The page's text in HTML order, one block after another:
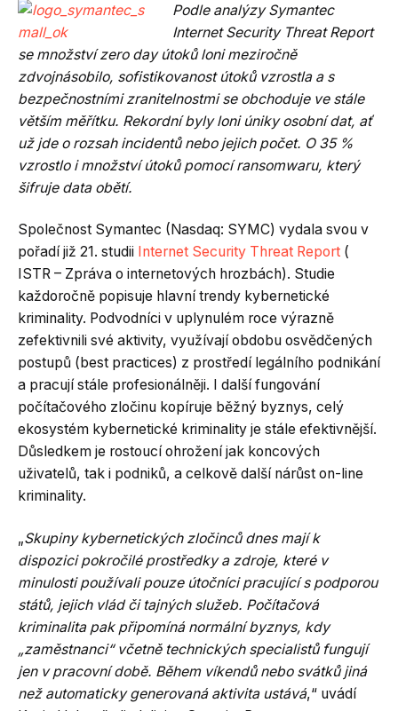
Podle analýzy Symantec
Internet Security Threat Report
se množství zero day útoků loni meziročně
zdvojnásobilo, sofistikovanost útoků vzrostla a s
bezpečnostními zranitelnostmi se obchoduje ve stále
větším měřítku. Rekordní byly loni úniky osobní dat, ať
už jde o rozsah incidentů nebo jejich počet. O 35 %
vzrostlo i množství útoků pomocí ransomwaru, který
šifruje data obětí.
Společnost Symantec (Nasdaq: SYMC) vydala svou v
pořadí již 21. studii Internet Security Threat Report (
ISTR – Zpráva o internetových hrozbách). Studie
každoročně popisuje hlavní trendy kybernetické
kriminality. Podvodníci v uplynulém roce výrazně
zefektivnili své aktivity, využívají obdobu osvědčených
postupů (best practices) z prostředí legálního podnikání
a pracují stále profesionálněji. I další fungování
počítačového zločinu kopíruje běžný byznys, celý
ekosystém kybernetické kriminality je stále efektivnější.
Důsledkem je rostoucí ohrožení jak koncových
uživatelů, tak i podniků, a celkově další nárůst on-line
kriminality.
„Skupiny kybernetických zločinců dnes mají k
dispozici pokročilé prostředky a zdroje, které v
minulosti používali pouze útočníci pracující s podporou
států, jejich vlád či tajných služeb. Počítačová
kriminalita pak připomíná normální byznys, kdy
„zaměstnanci“ včetně technických specialistů fungují
jen v pracovní době. Během víkendů nebo svátků jiná
než automaticky generovaná aktivita ustává,“ uvádí